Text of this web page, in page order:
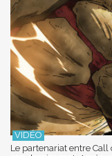
Le partenariat entre